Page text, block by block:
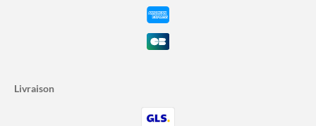
Livraison